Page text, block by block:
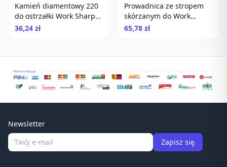
Kamień diamentowy 220
do ostrzałki Work Sharp
Precision Adjust
36,24 zł
Prowadnica ze stropem
skórzanym do Work
Sharp Precision Adjust
65,78 zł
Newsletter
Zapisz się